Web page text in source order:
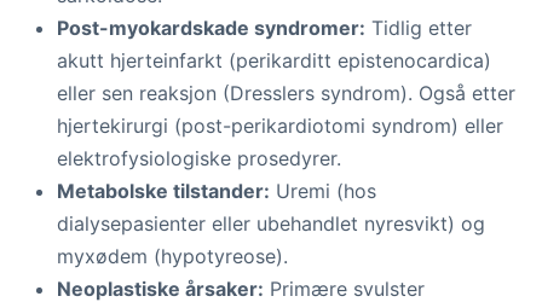
Post-myokardskade syndromer: Tidlig etter
akutt hjerteinfarkt (perikarditt epistenocardica)
eller sen reaksjon (Dresslers syndrom). Også etter
hjertekirurgi (post-perikardiotomi syndrom) eller
elektrofysiologiske prosedyrer.
Metabolske tilstander: Uremi (hos
dialysepasienter eller ubehandlet nyresvikt) og
myxødem (hypotyreose).
Neoplastiske årsaker: Primære svulster